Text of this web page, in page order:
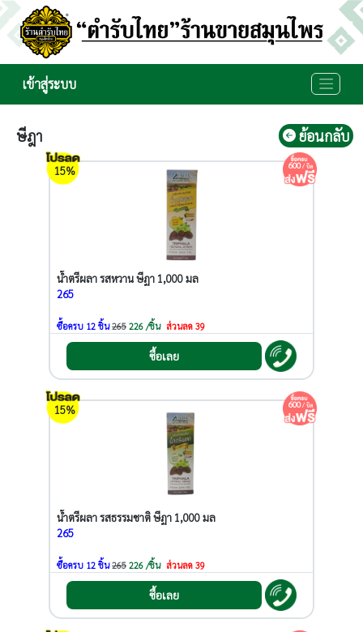
เข้าสู่ระบบ
ษีฎา ย้อนกลับ
15% 600/ บิล
น้ำตรีผลา รสหวาน ษีฏา 1,000 มล
265
ซื้อครบ 12 ชิ้น265 226 /ชิ้น ส่วนลด 39
ซื้อเลย
15% 600/ บิล
น้ำตรีผลา รสธรรมชาติ ษีฏา 1,000 มล
265
ซื้อครบ 12 ชิ้น265 226 /ชิ้น ส่วนลด 39
ซื้อเลย